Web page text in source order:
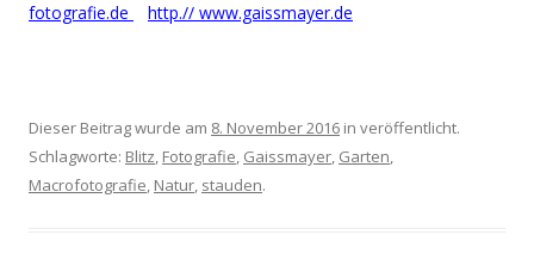
fotografie.de
http.// www.gaissmayer.de
Dieser Beitrag wurde am 8. November 2016 in veröffentlicht.
Schlagworte: Blitz, Fotografie, Gaissmayer, Garten,
Macrofotografie, Natur, stauden.